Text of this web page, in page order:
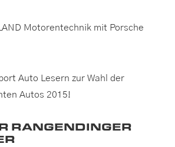
Motorentechnik mit Porsche
Auto Lesern zur Wahl der
Autos 2015!
RANGENDINGER